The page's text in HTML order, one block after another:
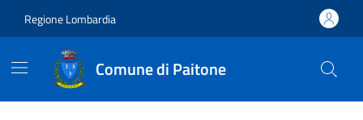
Regione Lombardia
Comune di Paitone